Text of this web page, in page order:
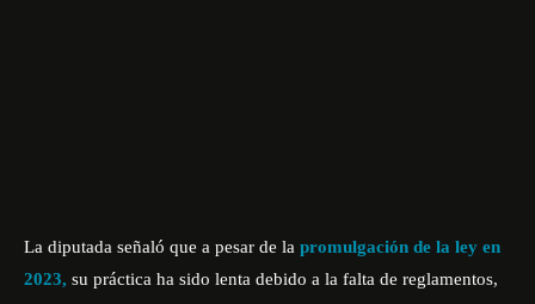
La diputada señaló que a pesar de la promulgación de la ley en
2023, su práctica ha sido lenta debido a la falta de reglamentos,